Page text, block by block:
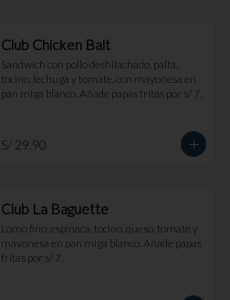
Club Chicken Balt
Sándwich con pollo deshilachado, palta,
tocino, lechuga y tomate, con mayonesa en
pan miga blanco. Añade papas fritas por s/ 7.
S/ 29.90
Club La Baguette
Lomo fino, espinaca, tocino, queso, tomate y
mayonesa en pan miga blanco. Añade papas
fritas por s/ 7.